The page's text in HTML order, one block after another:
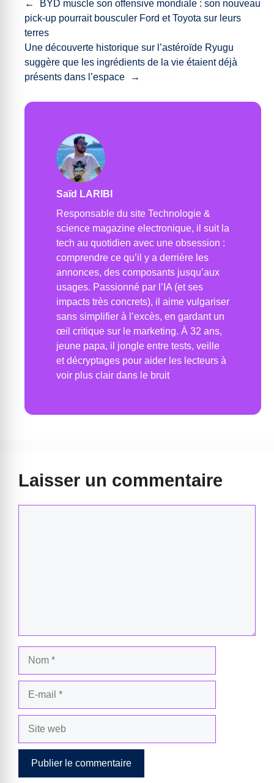
←
BYD muscle son offensive mondiale : son nouveau
pick-up pourrait bousculer Ford et Toyota sur leurs
terres
Une découverte historique sur l’astéroïde Ryugu
suggère que les ingrédients de la vie étaient déjà
présents dans l’espace
→
Saïd LARIBI
Responsable du site Technologie &
science magazine electronique, il suit la
tech au quotidien avec une obsession :
comprendre ce qu’il y a derrière les
annonces, des composants jusqu’aux
usages. Passionné par l’IA (et ses
impacts très concrets), il aime vulgariser
sans simplifier à l’excès, en gardant un
œil critique sur le marketing. À 32 ans,
jeune papa, il jongle entre tests, veille
et décryptages pour aider les lecteurs à
voir plus clair dans le bruit
Laisser un commentaire